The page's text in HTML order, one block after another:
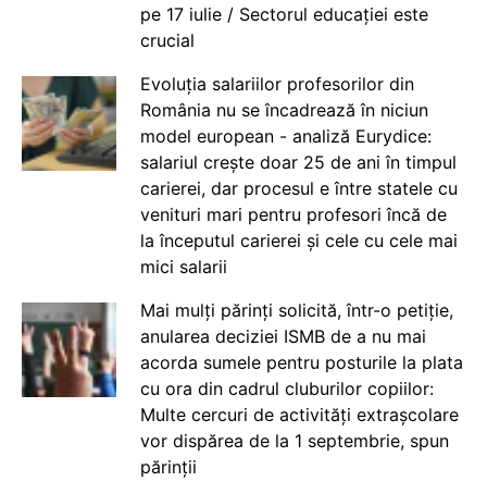
pe 17 iulie / Sectorul educației este
crucial
Evoluția salariilor profesorilor din
România nu se încadrează în niciun
model european - analiză Eurydice:
salariul crește doar 25 de ani în timpul
carierei, dar procesul e între statele cu
venituri mari pentru profesori încă de
la începutul carierei și cele cu cele mai
mici salarii
Mai mulți părinți solicită, într-o petiție,
anularea deciziei ISMB de a nu mai
acorda sumele pentru posturile la plata
cu ora din cadrul cluburilor copiilor:
Multe cercuri de activități extrașcolare
vor dispărea de la 1 septembrie, spun
părinții